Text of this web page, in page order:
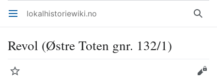
Åpne hovedmenyen lokalhistoriewiki.no Søk
Revol (Østre Toten gnr. 132/1)
Overvåk
Rediger